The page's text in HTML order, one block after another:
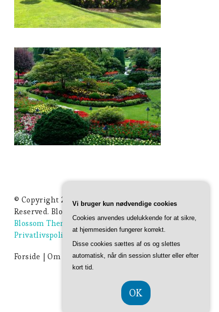
© Copyright 2026 Ideer Til Haven
. All Rights
Reserved.Blossom Studio | Developed By
Blossom Themes. Powered byWordPress .
Privatlivspolitik
Forside Om Ideer-til-haven.dk Privatlivspolitik
CVR DK 374 077 39
Vi bruger kun nødvendige cookies
Cookies anvendes udelukkende for at sikre,
at hjemmesiden fungerer korrekt.
Disse cookies sættes af os og slettes
automatisk, når din session slutter eller efter
kort tid.
OK